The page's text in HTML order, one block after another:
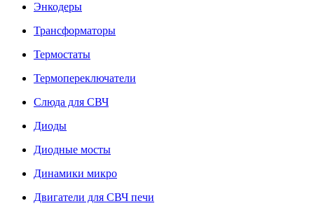
Энкодеры
Трансформаторы
Термостаты
Термопереключатели
Слюда для СВЧ
Диоды
Диодные мосты
Динамики микро
Двигатели для СВЧ печи